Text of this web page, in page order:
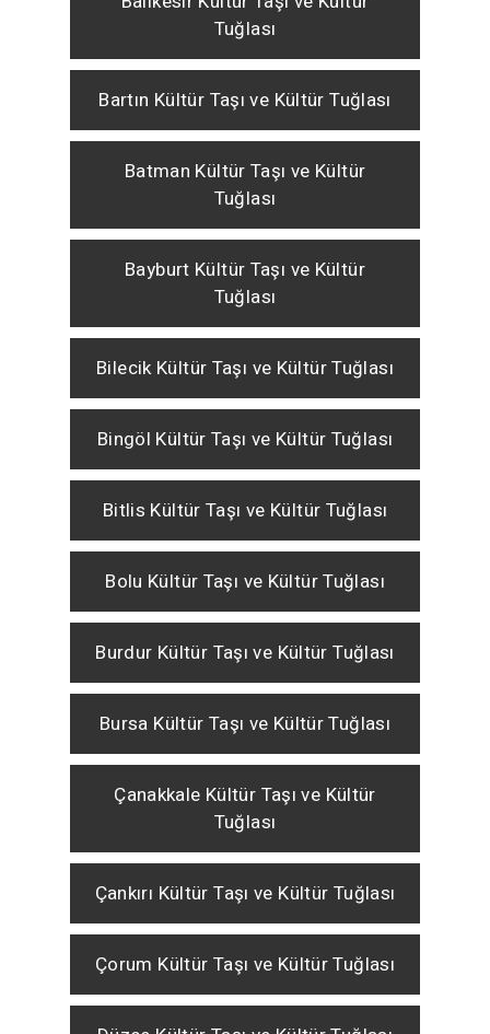
Tuğlası
Bartın Kültür Taşı ve Kültür Tuğlası
Batman Kültür Taşı ve Kültür
Tuğlası
Bayburt Kültür Taşı ve Kültür
Tuğlası
Bilecik Kültür Taşı ve Kültür Tuğlası
Bingöl Kültür Taşı ve Kültür Tuğlası
Bitlis Kültür Taşı ve Kültür Tuğlası
Bolu Kültür Taşı ve Kültür Tuğlası
Burdur Kültür Taşı ve Kültür Tuğlası
Bursa Kültür Taşı ve Kültür Tuğlası
Çanakkale Kültür Taşı ve Kültür
Tuğlası
Çankırı Kültür Taşı ve Kültür Tuğlası
Çorum Kültür Taşı ve Kültür Tuğlası